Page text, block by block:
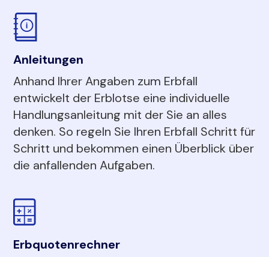
Anleitungen
Anhand Ihrer Angaben zum Erbfall
entwickelt der Erblotse eine individuelle
Handlungsanleitung mit der Sie an alles
denken. So regeln Sie Ihren Erbfall Schritt für
Schritt und bekommen einen Überblick über
die anfallenden Aufgaben.
Erbquotenrechner